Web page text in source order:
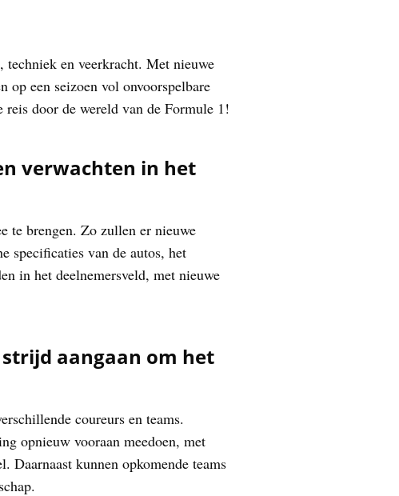
techniek en veerkracht. Met nieuwe
op een seizoen vol onvoorspelbare
door de wereld van de Formule 1!
verwachten in het
te brengen. Zo zullen er nieuwe
specificaties van de autos, het
in het deelnemersveld, met nieuwe
aangaan om het
coureurs en teams.
opnieuw vooraan meedoen, met
kunnen opkomende teams